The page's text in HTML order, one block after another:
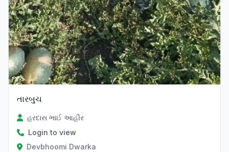
તારબુચ
હરદાસ ભાઈ આહીર
Login to view
Devbhoomi Dwarka